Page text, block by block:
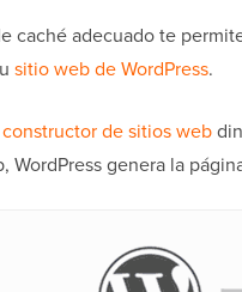
caché adecuado te
sitio web de WordPress.
constructor de sitios web
WordPress genera la